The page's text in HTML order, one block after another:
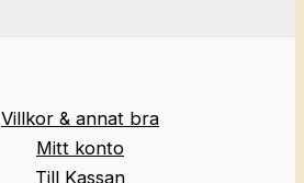
Villkor & annat bra
Mitt konto
Till Kassan